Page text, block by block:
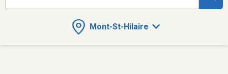
Mont-St-Hilaire